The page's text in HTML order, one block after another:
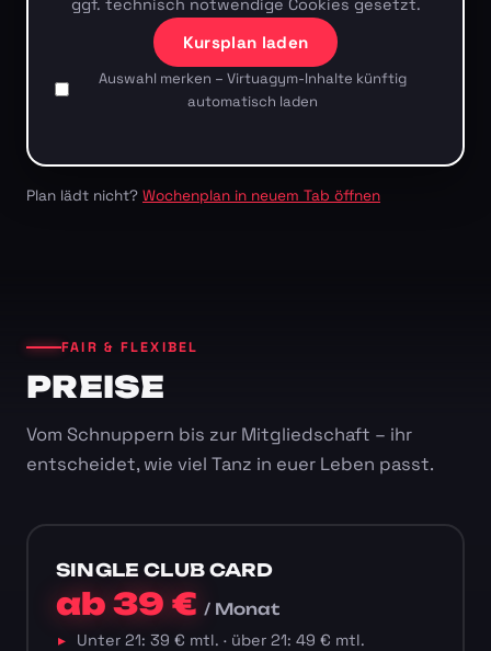
ggf. technisch notwendige Cookies gesetzt.
Kursplan laden
Auswahl merken – Virtuagym-Inhalte künftig
automatisch laden
Plan lädt nicht? Wochenplan in neuem Tab öffnen
FAIR & FLEXIBEL
PREISE
Vom Schnuppern bis zur Mitgliedschaft – ihr
entscheidet, wie viel Tanz in euer Leben passt.
SINGLE CLUB CARD
ab 39 €/ Monat
Unter 21: 39 € mtl. · über 21: 49 € mtl.